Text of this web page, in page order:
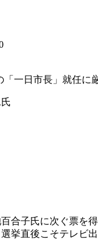
合子氏に次ぐ票を得
挙直後こそテレビ出